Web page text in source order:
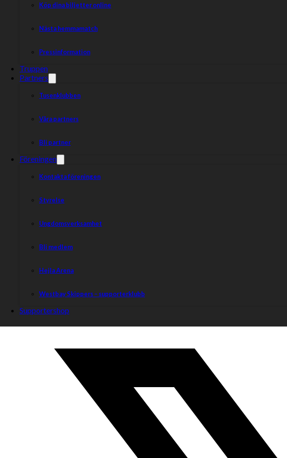
Köp dina biljetter online
Nästa hemmamatch
Pressinformation
Truppen
Partners
Tusenklubben
Våra partners
Bli partner
Föreningen
Kontakta föreningen
Styrelse
Ungdomsverksamhet
Bli medlem
Hejla Arena
Westbay Skippers – supporterklubb
Supportershop